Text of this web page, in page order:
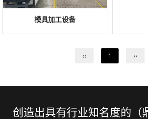
模具加工设备
‹‹ 1 ››
创造出具有行业知名度的（